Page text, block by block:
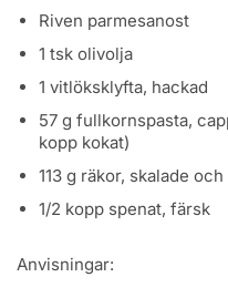
Riven parmesanost
1 tsk olivolja
1 vitlöksklyfta, hackad
57 g fullkornspasta,
kopp kokat)
113 g räkor, skalade
1/2 kopp spenat, färsk
Anvisningar: